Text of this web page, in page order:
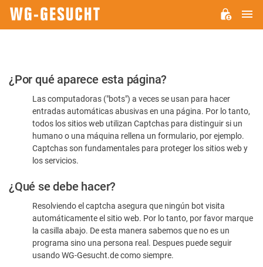
Por
favor,
confirme
humano
¿Por qué aparece esta página?
Las computadoras ("bots") a veces se usan para hacer
entradas automáticas abusivas en una página. Por lo tanto,
todos los sitios web utilizan Captchas para distinguir si un
humano o una máquina rellena un formulario, por ejemplo.
Captchas son fundamentales para proteger los sitios web y
los servicios.
¿Qué se debe hacer?
Resolviendo el captcha asegura que ningún bot visita
automáticamente el sitio web. Por lo tanto, por favor marque
la casilla abajo. De esta manera sabemos que no es un
programa sino una persona real. Despues puede seguir
usando WG-Gesucht.de como siempre.